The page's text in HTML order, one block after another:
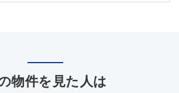
物件を見た人は